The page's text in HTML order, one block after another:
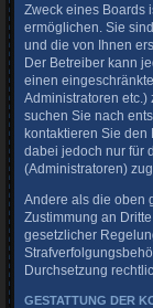
Zweck eines Boards
ermöglichen. Sie
und die von Ihnen
Der Betreiber kann
einen
Administratoren etc.)
suchen Sie nach
kontaktieren Sie den
dabei jedoch nur für
(Administratoren)
Andere als die oben
Zustimmung an
gesetzlicher
Durchsetzung
GESTATTUNG DER